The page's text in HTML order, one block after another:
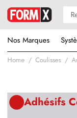
Nos Marques
Home Coulisses
Adhésifs